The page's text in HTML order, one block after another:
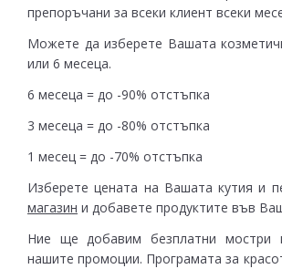
препоръчани за всеки клиент всеки
Можете да изберете Вашата
или 6 месеца.
6 месеца = до -90% отстъпка
3 месеца = до -80% отстъпка
1 месец = до -70% отстъпка
Изберете цената на Вашата кутия и
магазин и добавете продуктите във
Ние ще добавим безплатни мостри
нашите промоции. Програмата за